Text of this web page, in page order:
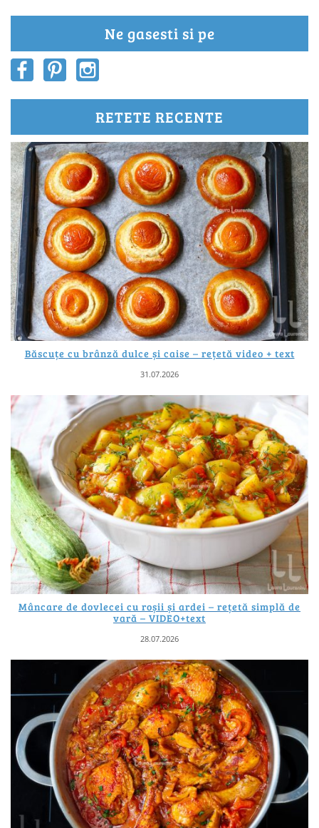
Ne gasesti si pe
RETETE RECENTE
Băscuțe cu brânză dulce și caise – rețetă video + text
31.07.2026
Mâncare de dovlecei cu roșii și ardei – rețetă simplă de
vară – VIDEO+text
28.07.2026